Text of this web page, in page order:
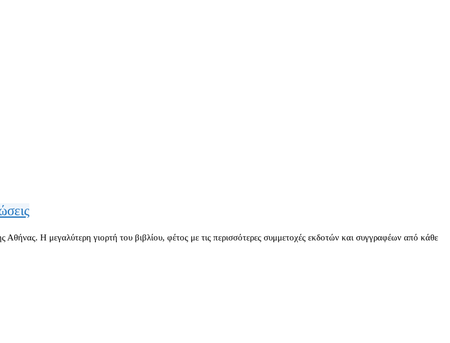
Η μεγαλύτερη γιορτή του βιβλίου, φέτος με τις περισσότερες συμμετοχές εκδοτών και συγγραφέων από κάθε